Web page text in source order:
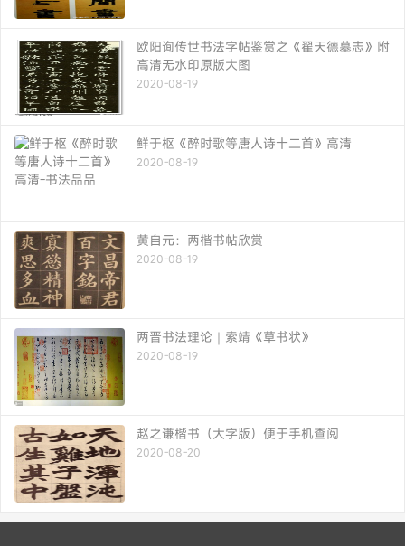
欧阳询传世书法字帖鉴赏之《翟天德墓志》附
高清无水印原版大图
2020-08-19
鲜于枢《醉时歌等唐人诗十二首》高清
2020-08-19
黄自元：两楷书帖欣赏
2020-08-19
两晋书法理论｜索靖《草书状》
2020-08-19
赵之谦楷书（大字版）便于手机查阅
2020-08-20